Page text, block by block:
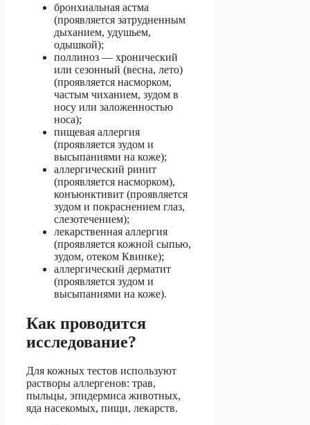
бронхиальная астма
(проявляется затрудненным
дыханием, удушьем,
одышкой);
поллиноз — хронический
или сезонный (весна, лето)
(проявляется насморком,
частым чиханием, зудом в
носу или заложенностью
носа);
пищевая аллергия
(проявляется зудом и
высыпаниями на коже);
аллергический ринит
(проявляется насморком),
конъюнктивит (проявляется
зудом и покраснением глаз,
слезотечением);
лекарственная аллергия
(проявляется кожной сыпью,
зудом, отеком Квинке);
аллергический дерматит
(проявляется зудом и
высыпаниями на коже).
Как проводится
исследование?
Для кожных тестов используют
растворы аллергенов: трав,
пыльцы, эпидермиса животных,
яда насекомых, пищи, лекарств.